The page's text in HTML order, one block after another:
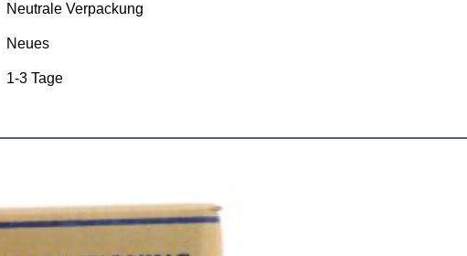
Neutrale Verpackung
Neues
1-3 Tage